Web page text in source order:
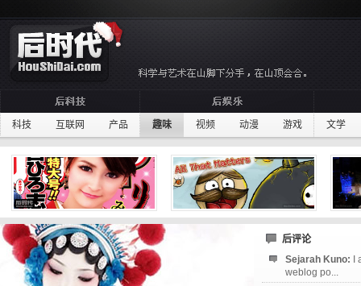
科技 互联网 产品 趣味 视频 动漫 游戏 文学
后评论
Sejarah Kuno:
weblog po...